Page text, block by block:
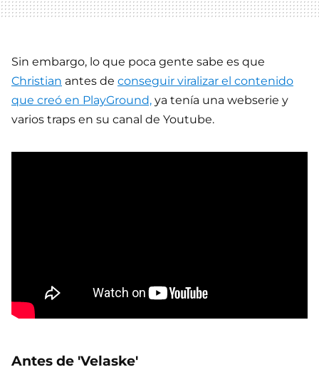
Sin embargo, lo que poca gente sabe es que
Christian antes de conseguir viralizar el contenido
que creó en PlayGround, ya tenía una webserie y
varios traps en su canal de Youtube.
Antes de 'Velaske'